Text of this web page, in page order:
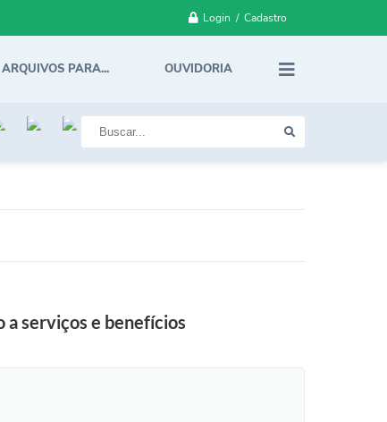
Login / Cadastro
ARQUIVOS PARA... OUVIDORIA
a serviços e benefícios